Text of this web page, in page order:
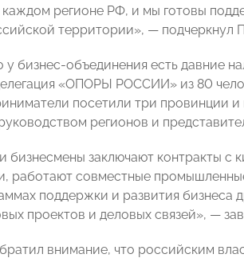
регионе РФ, и мы готовы
территории», —
у бизнес-объединения есть давние
«ОПОРЫ РОССИИ» из 80
посетили три провинции
регионов и
заключают контракты с
работают совместные
поддержки и развития бизнеса
проектов и деловых связей», —
внимание, что российским